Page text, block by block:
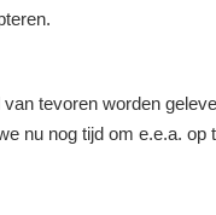
tevoren worden
nu nog tijd om e.e.a.